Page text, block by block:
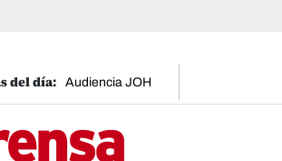
Audiencia JOH